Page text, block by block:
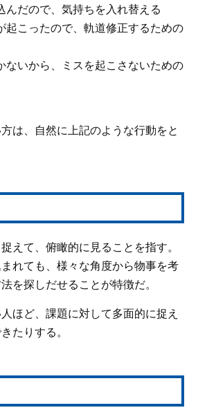
んだので、気持ちを入れ替える
起こったので、軌道修正するための
ないから、ミスを起こさないための
は、自然に上記のような行動をと
えて、俯瞰的に見ることを指す。
れても、様々な角度から物事を考
を探しだせることが特徴だ。
ほど、課題に対して多面的に捉え
たりする。